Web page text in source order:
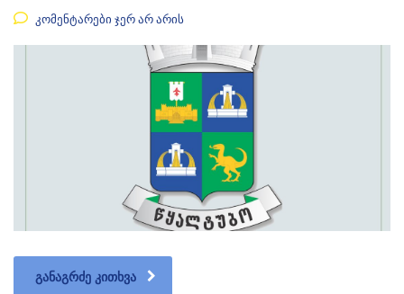
კომენტარები ჯერ არ არის
ᲒᲐᲜᲐᲒᲠᲫᲔ ᲙᲘᲗᲮᲕᲐ